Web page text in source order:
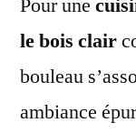
le bois clair
bouleau
ambiance